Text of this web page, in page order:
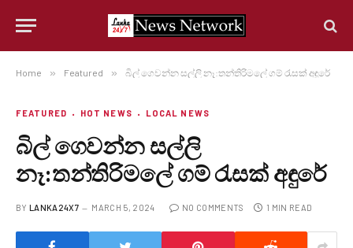
Home » Featured » බිල් ගෙවන්න සල්ලි නෑ:තන්තිරිමලේ ගම් රැසක් අඳුරේ
FEATURED HOT NEWS LOCAL NEWS
බිල් ගෙවන්න සල්ලි
නෑ:තන්තිරිමලේ ගම් රැසක් අඳුරේ
BY LANKA24X7 MARCH 5, 2024 NO COMMENTS 1 MIN READ